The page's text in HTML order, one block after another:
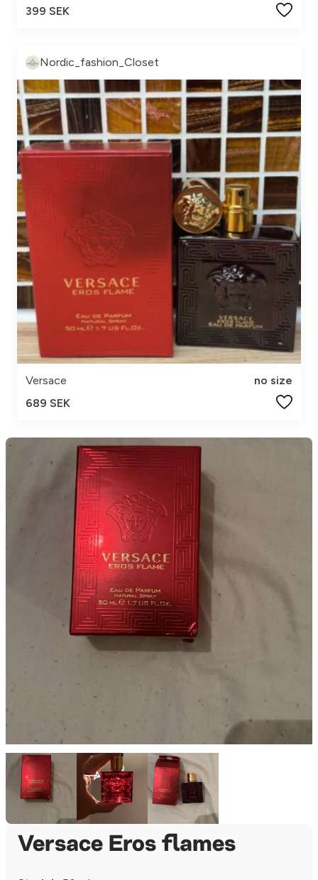
399 SEK
Nordic_fashion_Closet
Versace
no size
689 SEK
Versace Eros flames